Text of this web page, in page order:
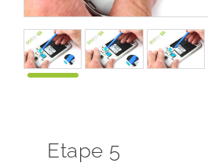
Etape 5